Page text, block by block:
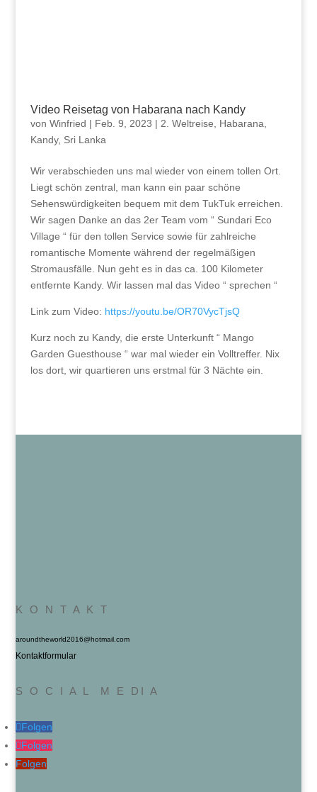
Video Reisetag von Habarana nach Kandy
von Winfried | Feb. 9, 2023 | 2. Weltreise, Habarana,
Kandy, Sri Lanka
Wir verabschieden uns mal wieder von einem tollen Ort.
Liegt schön zentral, man kann ein paar schöne
Sehenswürdigkeiten bequem mit dem TukTuk erreichen.
Wir sagen Danke an das 2er Team vom “ Sundari Eco
Village “ für den tollen Service sowie für zahlreiche
romantische Momente während der regelmäßigen
Stromausfälle. Nun geht es in das ca. 100 Kilometer
entfernte Kandy. Wir lassen mal das Video “ sprechen “
Link zum Video: https://youtu.be/OR70VycTjsQ
Kurz noch zu Kandy, die erste Unterkunft “ Mango
Garden Guesthouse “ war mal wieder ein Volltreffer. Nix
los dort, wir quartieren uns erstmal für 3 Nächte ein.
K O N T A K T
aroundtheworld2016@hotmail.com
Kontaktformular
S O C I A L M E DI A
Folgen
Folgen
Folgen